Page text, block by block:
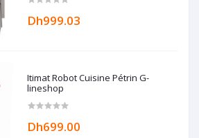
Dh999.03
Itimat Robot Cuisine Pétrin G-
lineshop
Dh699.00